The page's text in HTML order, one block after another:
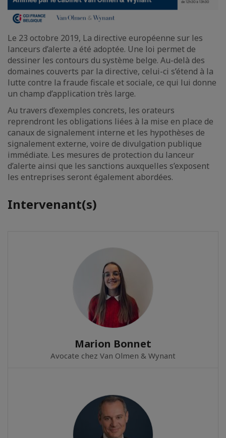
Le 23 octobre 2019, La directive européenne sur les
lanceurs d’alerte a été adoptée. Une loi permet de
dessiner les contours du système belge. Au-delà des
domaines couverts par la directive, celui-ci s’étend à la
lutte contre la fraude fiscale et sociale, ce qui lui donne
un champ d’application très large.
Au travers d’exemples concrets, les orateurs
reprendront les obligations liées à la mise en place de
canaux de signalement interne et les hypothèses de
signalement externe, voire de divulgation publique
immédiate. Les mesures de protection du lanceur
d’alerte ainsi que les sanctions auxquelles s’exposent
les entreprises seront également abordées.
Intervenant(s)
Marion Bonnet
Avocate chez Van Olmen & Wynant